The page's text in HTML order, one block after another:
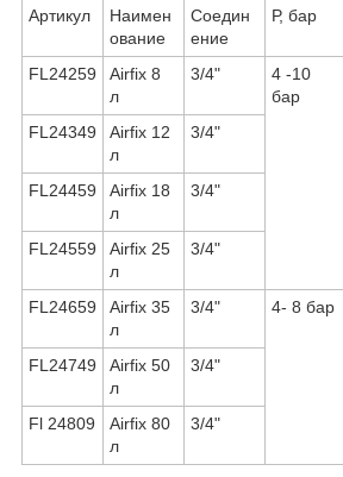
Артикул
Наимен
ование
Соедин
ение
Р, бар
FL24259
Airfix 8
л
3/4"
4 -10
бар
FL24349
Airfix 12
л
3/4"
FL24459
Airfix 18
л
3/4"
FL24559
Airfix 25
л
3/4"
FL24659
Airfix 35
л
3/4" 4- 8 бар
FL24749
Airfix 50
л
3/4"
Fl 24809
Airfix 80
л
3/4"